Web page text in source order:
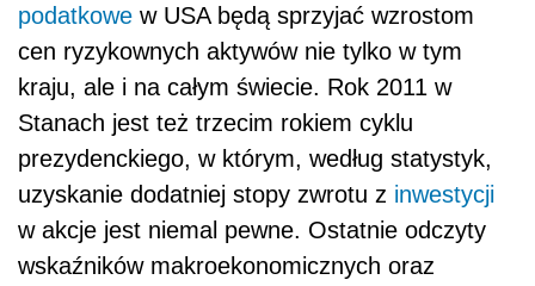
podatkowe w USA będą sprzyjać wzrostom
cen ryzykownych aktywów nie tylko w tym
kraju, ale i na całym świecie. Rok 2011 w
Stanach jest też trzecim rokiem cyklu
prezydenckiego, w którym, według statystyk,
uzyskanie dodatniej stopy zwrotu z inwestycji
w akcje jest niemal pewne. Ostatnie odczyty
wskaźników makroekonomicznych oraz